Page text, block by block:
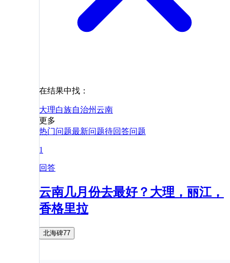
在结果中找：
大理白族自治州云南
更多
热门问题最新问题待回答问题
1
回答
云南几月份去最好？大理，丽江，
香格里拉
北海碑77